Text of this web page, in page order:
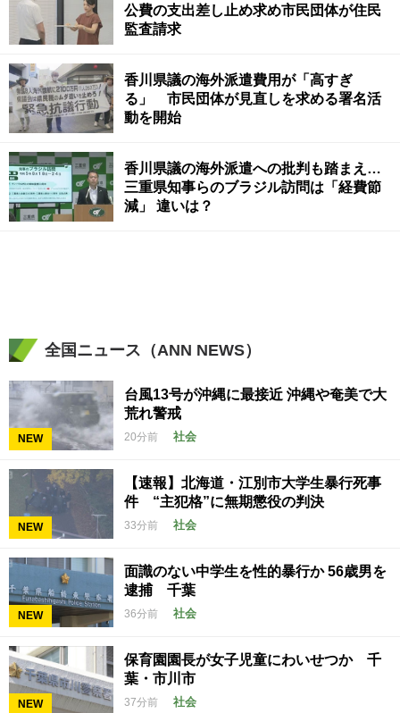
公費の支出差し止め求め市民団体が住民
監査請求
香川県議の海外派遣費用が「高すぎ
る」 市民団体が見直しを求める署名活
動を開始
香川県議の海外派遣への批判も踏まえ…
三重県知事らのブラジル訪問は「経費節
減」 違いは？
全国ニュース（ANN NEWS）
NEW
台風13号が沖縄に最接近 沖縄や奄美で大
荒れ警戒
20分前 社会
NEW
【速報】北海道・江別市大学生暴行死事
件 “主犯格”に無期懲役の判決
33分前 社会
NEW
面識のない中学生を性的暴行か 56歳男を
逮捕 千葉
36分前 社会
NEW
保育園園長が女子児童にわいせつか 千
葉・市川市
37分前 社会